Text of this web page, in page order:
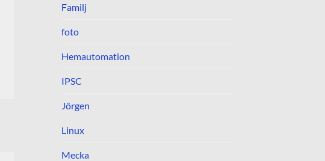
Familj
foto
Hemautomation
IPSC
Jörgen
Linux
Mecka